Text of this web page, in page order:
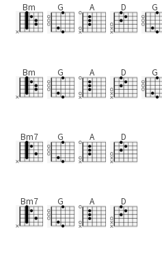
Bm G A D G
Bm G A D G
Bm7 G A D
Bm7 G A D